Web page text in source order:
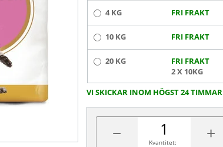
4 KG FRI FRAKT
10 KG FRI FRAKT
20 KG
FRI FRAKT
2 X 10KG
VI SKICKAR INOM HÖGST 24 TIMMAR
− +
Kvantitet: